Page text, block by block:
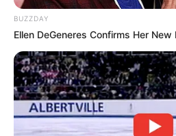
BUZZDAY
Ellen DeGeneres Confirms Her New